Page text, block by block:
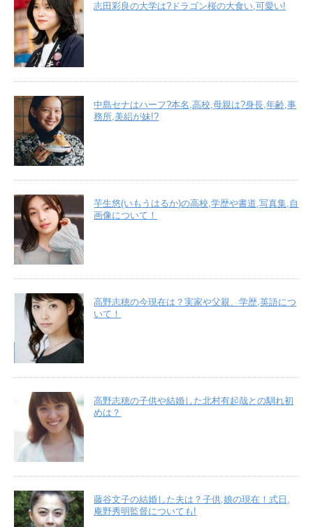
志田彩良の大学は?ドラゴン桜の大食い,可愛い!
中島セナはハーフ?本名,高校,母親は?身長,年齢,事
務所,美絽が妹!?
芋生悠(いもうはるか)の高校,学歴や書道,写真集,自
画像について！
高野志穂の今現在は？実家や父親、学歴,英語につ
いて！
高野志穂の子供や結婚した北村有起哉との馴れ初
めは？
藤谷文子の結婚した夫は？子供,娘の現在！式日,
庵野秀明監督についても!